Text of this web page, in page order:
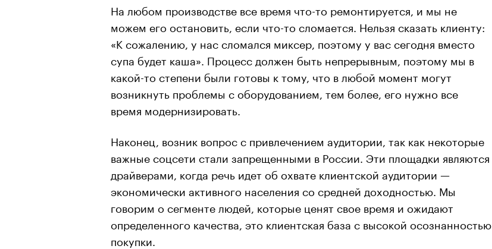
На любом производстве все время что-то ремонтируется, и мы не
можем его остановить, если что-то сломается. Нельзя сказать клиенту:
«К сожалению, у нас сломался миксер, поэтому у вас сегодня вместо
супа будет каша». Процесс должен быть непрерывным, поэтому мы в
какой-то степени были готовы к тому, что в любой момент могут
возникнуть проблемы с оборудованием, тем более, его нужно все
время модернизировать.
Наконец, возник вопрос с привлечением аудитории, так как некоторые
важные соцсети стали запрещенными в России. Эти площадки являются
драйверами, когда речь идет об охвате клиентской аудитории —
экономически активного населения со средней доходностью. Мы
говорим о сегменте людей, которые ценят свое время и ожидают
определенного качества, это клиентская база с высокой осознанностью
покупки.